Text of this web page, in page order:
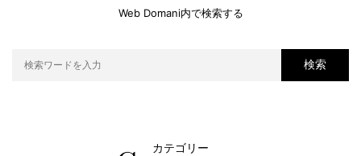
Web Domani内で検索する
検索
カテゴリー